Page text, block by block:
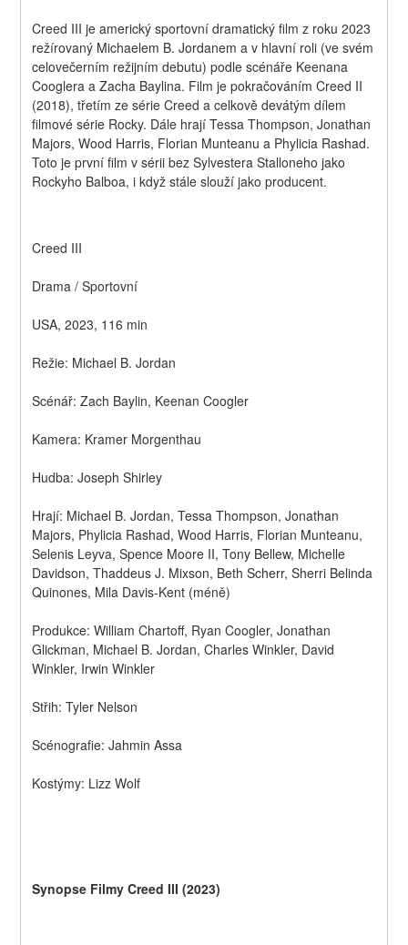
Creed III je americký sportovní dramatický film z roku 2023
režírovaný Michaelem B. Jordanem a v hlavní roli (ve svém
celovečerním režijním debutu) podle scénáře Keenana
Cooglera a Zacha Baylina. Film je pokračováním Creed II
(2018), třetím ze série Creed a celkově devátým dílem
filmové série Rocky. Dále hrají Tessa Thompson, Jonathan
Majors, Wood Harris, Florian Munteanu a Phylicia Rashad.
Toto je první film v sérii bez Sylvestera Stalloneho jako
Rockyho Balboa, i když stále slouží jako producent.
Creed III
Drama / Sportovní
USA, 2023, 116 min
Režie: Michael B. Jordan
Scénář: Zach Baylin, Keenan Coogler
Kamera: Kramer Morgenthau
Hudba: Joseph Shirley
Hrají: Michael B. Jordan, Tessa Thompson, Jonathan
Majors, Phylicia Rashad, Wood Harris, Florian Munteanu,
Selenis Leyva, Spence Moore II, Tony Bellew, Michelle
Davidson, Thaddeus J. Mixson, Beth Scherr, Sherri Belinda
Quinones, Mila Davis-Kent (méně)
Produkce: William Chartoff, Ryan Coogler, Jonathan
Glickman, Michael B. Jordan, Charles Winkler, David
Winkler, Irwin Winkler
Střih: Tyler Nelson
Scénografie: Jahmin Assa
Kostýmy: Lizz Wolf
Synopse Filmy Creed III (2023)